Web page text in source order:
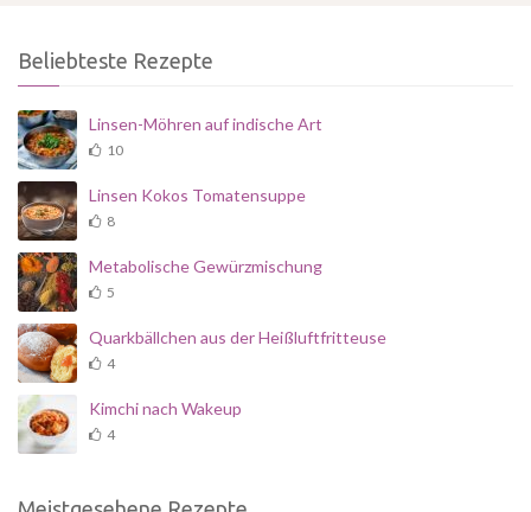
Beliebteste Rezepte
Linsen-Möhren auf indische Art
10
Linsen Kokos Tomatensuppe
8
Metabolische Gewürzmischung
5
Quarkbällchen aus der Heißluftfritteuse
4
Kimchi nach Wakeup
4